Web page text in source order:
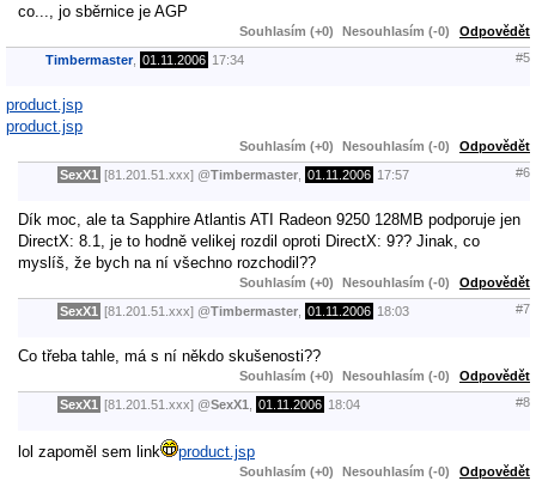
co..., jo sběrnice je AGP
Souhlasím (+0) Nesouhlasím (-0) Odpovědět
Timbermaster, 01.11.2006 17:34 #5
product.jsp
product.jsp
Souhlasím (+0) Nesouhlasím (-0) Odpovědět
SexX1 [81.201.51.xxx] @Timbermaster 01.11.2006 17:57 #6
Dík moc, ale ta Sapphire Atlantis ATI Radeon 9250 128MB podporuje jen
DirectX: 8.1, je to hodně velikej rozdil oproti DirectX: 9?? Jinak, co
myslíš, že bych na ní všechno rozchodil??
Souhlasím (+0) Nesouhlasím (-0) Odpovědět
SexX1 [81.201.51.xxx] @Timbermaster 01.11.2006 18:03 #7
Co třeba tahle, má s ní někdo skušenosti??
Souhlasím (+0) Nesouhlasím (-0) Odpovědět
SexX1 [81.201.51.xxx] @SexX1 01.11.2006 18:04 #8
lol zapoměl sem link product.jsp
Souhlasím (+0) Nesouhlasím (-0) Odpovědět